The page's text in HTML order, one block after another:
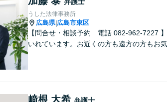
うした法律事務所
広島県|広島市東区
【問合せ・相談予約 電話 082-962-7227
いれています。お近くの方も遠方の方もお
﨑根 大希